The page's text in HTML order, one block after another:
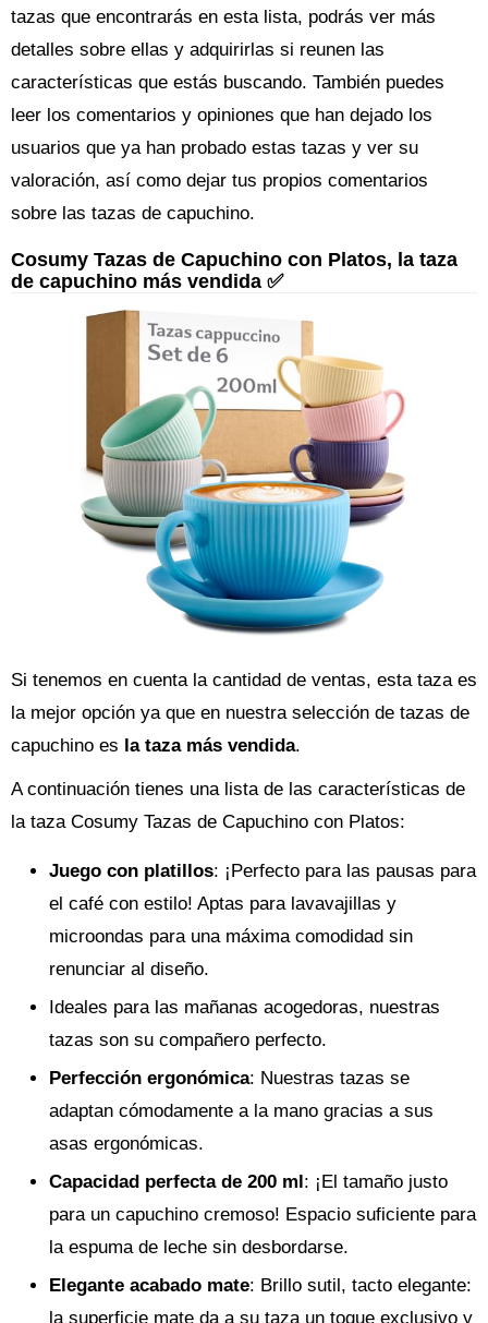
tazas que encontrarás en esta lista, podrás ver más
detalles sobre ellas y adquirirlas si reunen las
características que estás buscando. También puedes
leer los comentarios y opiniones que han dejado los
usuarios que ya han probado estas tazas y ver su
valoración, así como dejar tus propios comentarios
sobre las tazas de capuchino.
Cosumy Tazas de Capuchino con Platos, la taza
de capuchino más vendida ✅
Si tenemos en cuenta la cantidad de ventas, esta taza es
la mejor opción ya que en nuestra selección de tazas de
capuchino es la taza más vendida.
A continuación tienes una lista de las características de
la taza Cosumy Tazas de Capuchino con Platos:
Juego con platillos: ¡Perfecto para las pausas para
el café con estilo! Aptas para lavavajillas y
microondas para una máxima comodidad sin
renunciar al diseño.
Ideales para las mañanas acogedoras, nuestras
tazas son su compañero perfecto.
Perfección ergonómica: Nuestras tazas se
adaptan cómodamente a la mano gracias a sus
asas ergonómicas.
Capacidad perfecta de 200 ml: ¡El tamaño justo
para un capuchino cremoso! Espacio suficiente para
la espuma de leche sin desbordarse.
Elegante acabado mate: Brillo sutil, tacto elegante:
la superficie mate da a su taza un toque exclusivo y